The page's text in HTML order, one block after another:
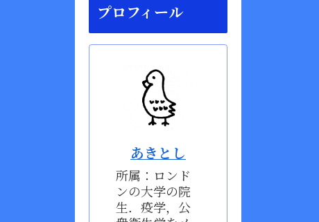
プロフィール
あきとし
所属：ロンド
ンの大学の院
生．疫学，公